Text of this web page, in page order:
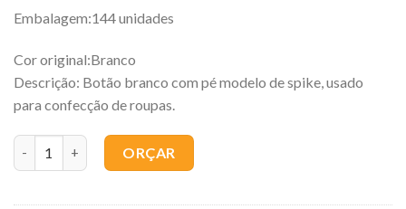
Embalagem:144 unidades
Cor original:Branco
Descrição: Botão branco com pé modelo de spike, usado
para confecção de roupas.
ORÇAR